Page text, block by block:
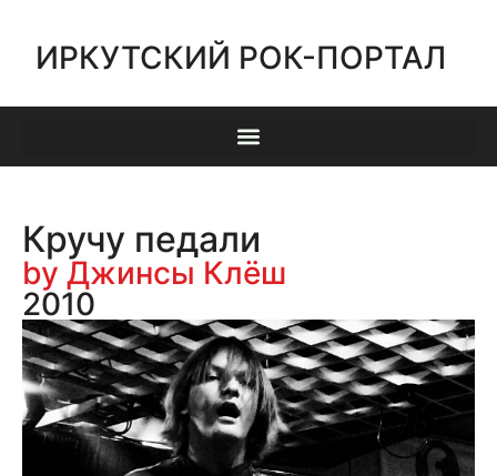
ИРКУТСКИЙ РОК-ПОРТАЛ
Кручу педали
by Джинсы Клёш
2010